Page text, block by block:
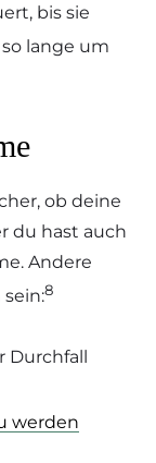
bis sie
lange um
ob deine
du hast auch
Andere
8
Durchfall
werden